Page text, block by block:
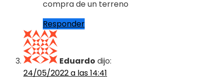
compra de un terreno
Responder
Eduardo dijo:
24/05/2022 a las 14:41